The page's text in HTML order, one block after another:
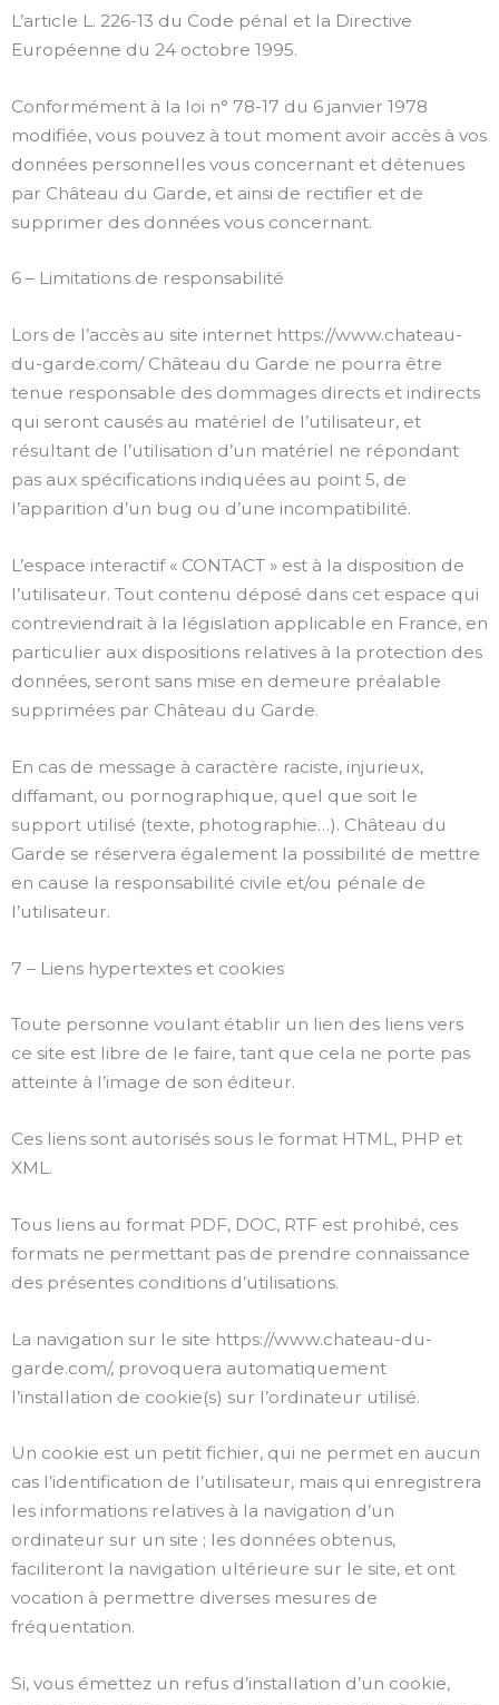
L’article L. 226-13 du Code pénal et la Directive
Européenne du 24 octobre 1995.
Conformément à la loi n° 78-17 du 6 janvier 1978
modifiée, vous pouvez à tout moment avoir accès à vos
données personnelles vous concernant et détenues
par Château du Garde, et ainsi de rectifier et de
supprimer des données vous concernant.
6 – Limitations de responsabilité
Lors de l’accès au site internet https://www.chateau-
du-garde.com/ Château du Garde ne pourra être
tenue responsable des dommages directs et indirects
qui seront causés au matériel de l’utilisateur, et
résultant de l’utilisation d’un matériel ne répondant
pas aux spécifications indiquées au point 5, de
l’apparition d’un bug ou d’une incompatibilité.
L’espace interactif « CONTACT » est à la disposition de
l’utilisateur. Tout contenu déposé dans cet espace qui
contreviendrait à la législation applicable en France, en
particulier aux dispositions relatives à la protection des
données, seront sans mise en demeure préalable
supprimées par Château du Garde.
En cas de message à caractère raciste, injurieux,
diffamant, ou pornographique, quel que soit le
support utilisé (texte, photographie…). Château du
Garde se réservera également la possibilité de mettre
en cause la responsabilité civile et/ou pénale de
l’utilisateur.
7 – Liens hypertextes et cookies
Toute personne voulant établir un lien des liens vers
ce site est libre de le faire, tant que cela ne porte pas
atteinte à l’image de son éditeur.
Ces liens sont autorisés sous le format HTML, PHP et
XML.
Tous liens au format PDF, DOC, RTF est prohibé, ces
formats ne permettant pas de prendre connaissance
des présentes conditions d’utilisations.
La navigation sur le site https://www.chateau-du-
garde.com/, provoquera automatiquement
l’installation de cookie(s) sur l’ordinateur utilisé.
Un cookie est un petit fichier, qui ne permet en aucun
cas l’identification de l’utilisateur, mais qui enregistrera
les informations relatives à la navigation d’un
ordinateur sur un site ; les données obtenus,
faciliteront la navigation ultérieure sur le site, et ont
vocation à permettre diverses mesures de
fréquentation.
Si, vous émettez un refus d’installation d’un cookie,